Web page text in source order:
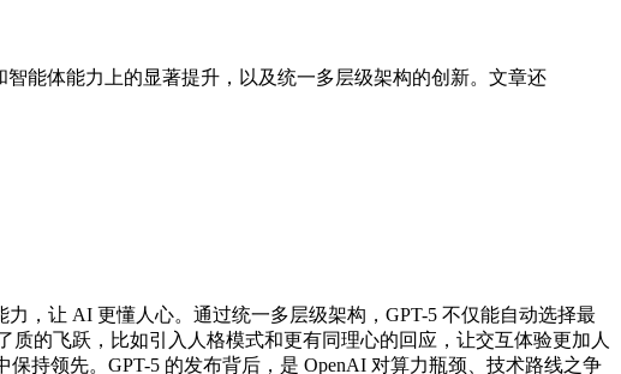
能体能力上的显著提升，以及统一多层级架构的创新。文章还
，让 AI 更懂人心。通过统一多层级架构，GPT-5 不仅能自动选择最
的飞跃，比如引入人格模式和更有同理心的回应，让交互体验更加人
持领先。GPT-5 的发布背后，是 OpenAI 对算力瓶颈、技术路线之争